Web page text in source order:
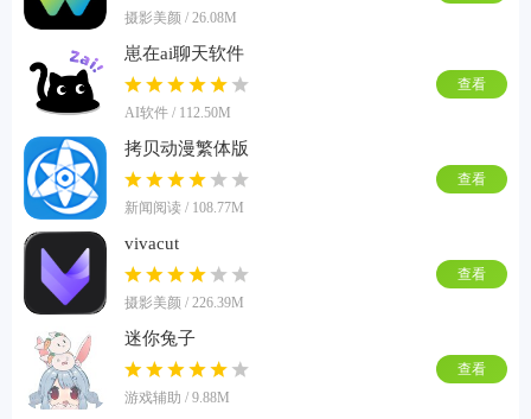
摄影美颜 / 26.08M
崽在ai聊天软件
AI软件 / 112.50M
查看
拷贝动漫繁体版
新闻阅读 / 108.77M
查看
vivacut
摄影美颜 / 226.39M
查看
迷你兔子
游戏辅助 / 9.88M
查看